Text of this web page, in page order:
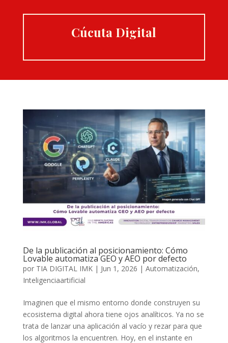
Cúcuta Digital
De la publicación al posicionamiento: Cómo
Lovable automatiza GEO y AEO por defecto
por TIA DIGITAL IMK| Jun 1, 2026 | Automatización,
Inteligenciaartificial
Imaginen que el mismo entorno donde construyen su
ecosistema digital ahora tiene ojos analíticos. Ya no se
trata de lanzar una aplicación al vacío y rezar para que
los algoritmos la encuentren. Hoy, en el instante en